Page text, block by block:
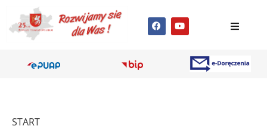
START